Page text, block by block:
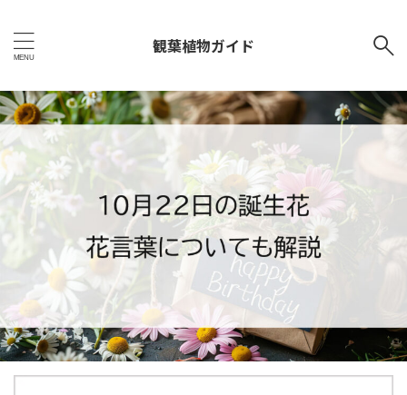
観葉植物ガイド